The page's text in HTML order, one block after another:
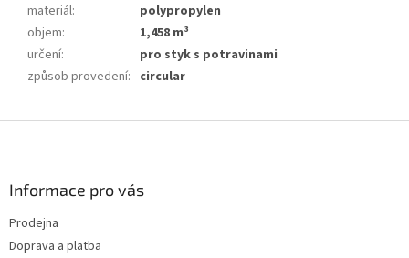
materiál:
polypropylen
objem:
1,458 m³
určení:
pro styk s potravinami
způsob provedení: circular
Informace pro vás
Prodejna
Doprava a platba